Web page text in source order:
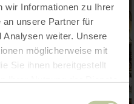
wir Informationen zu Ihrer
an unsere Partner für
Analysen weiter. Unsere
möglicherweise mit
Sie ihnen bereitgestellt